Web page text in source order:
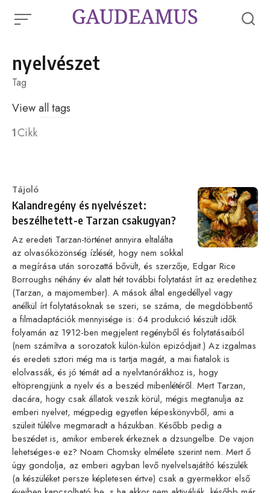
nyelvészet
Tag
Viewall tags
1Cikk
Category
Tájoló
Kalandregény és nyelvészet:
beszélhetett-e Tarzan csakugyan?
Az eredeti Tarzan-történet annyira eltalálta
az olvasóközönség ízlését, hogy nem sokkal
a megírása után sorozattá bővült, és szerzője, Edgar Rice
Borroughs néhány év alatt hét további folytatást írt az eredetihez
(Tarzan, a majomember). A mások által engedéllyel vagy
anélkül írt folytatásoknak se szeri, se száma, de megdöbbentő
a filmadaptációk mennyisége is: 64 produkció készült idők
folyamán az 1912-ben megjelent regényből és folytatásaiból
(nem számítva a sorozatok külön-külön epizódjait.) Az izgalmas
és eredeti sztori még ma is tartja magát, a mai fiatalok is
elolvassák, és jó témát ad a nyelvtanórákhoz is, hogy
eltöprengjünk a nyelv és a beszéd mibenlétéről. Mert Tarzan,
dacára, hogy csak állatok veszik körül, mégis megtanulja az
emberi nyelvet, mégpedig egyetlen képeskönyvből, ami a
szüleit túlélve megmaradt a házukban. Később pedig a
beszédet is, amikor emberek érkeznek a dzsungelbe. De vajon
lehetséges-e ez? Noam Chomsky elmélete szerint nem. Mert ő
úgy gondolja, az emberi agyban levő nyelvelsajátító készülék
(a készüléket persze képletesen értve) csak a gyermekkor első